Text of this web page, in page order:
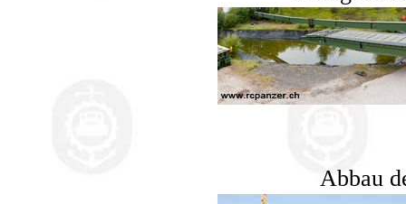
Abbau